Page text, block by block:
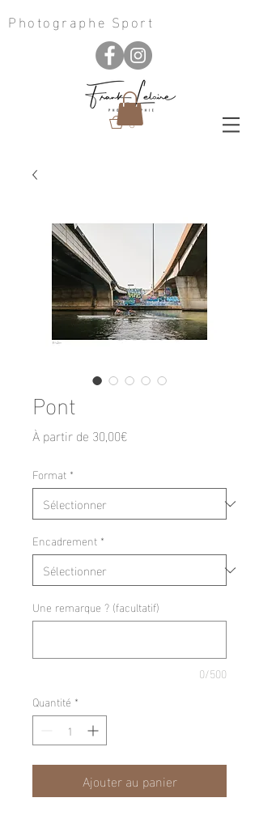
Photographe Sport
0
Pont
À partir de 30,00€Prix
Format *
Encadrement *
Une remarque ? (facultatif)
0/500
Quantité *
Ajouter au panier